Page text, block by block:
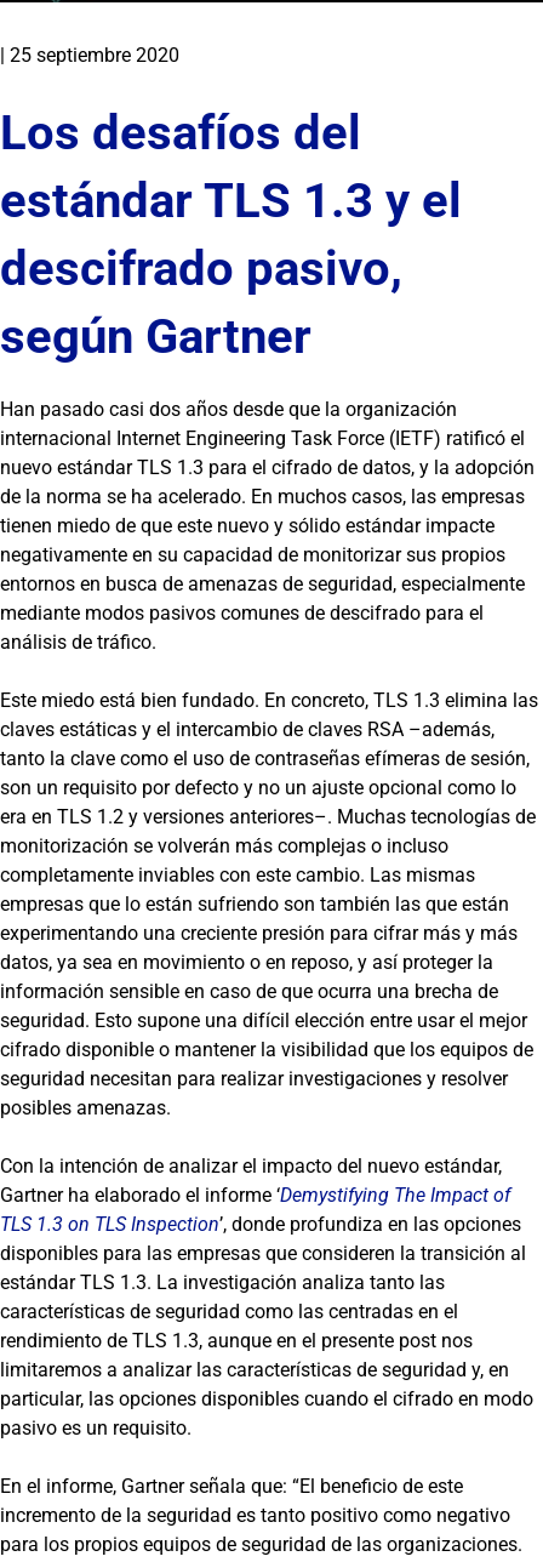
| 25 septiembre 2020
Los desafíos del
estándar TLS 1.3 y el
descifrado pasivo,
según Gartner
Han pasado casi dos años desde que la organización
internacional Internet Engineering Task Force (IETF) ratificó el
nuevo estándar TLS 1.3 para el cifrado de datos, y la adopción
de la norma se ha acelerado. En muchos casos, las empresas
tienen miedo de que este nuevo y sólido estándar impacte
negativamente en su capacidad de monitorizar sus propios
entornos en busca de amenazas de seguridad, especialmente
mediante modos pasivos comunes de descifrado para el
análisis de tráfico.
Este miedo está bien fundado. En concreto, TLS 1.3 elimina las
claves estáticas y el intercambio de claves RSA –además,
tanto la clave como el uso de contraseñas efímeras de sesión,
son un requisito por defecto y no un ajuste opcional como lo
era en TLS 1.2 y versiones anteriores–. Muchas tecnologías de
monitorización se volverán más complejas o incluso
completamente inviables con este cambio. Las mismas
empresas que lo están sufriendo son también las que están
experimentando una creciente presión para cifrar más y más
datos, ya sea en movimiento o en reposo, y así proteger la
información sensible en caso de que ocurra una brecha de
seguridad. Esto supone una difícil elección entre usar el mejor
cifrado disponible o mantener la visibilidad que los equipos de
seguridad necesitan para realizar investigaciones y resolver
posibles amenazas.
Con la intención de analizar el impacto del nuevo estándar,
Gartner ha elaborado el informe ‘Demystifying The Impact of
TLS 1.3 on TLS Inspection’, donde profundiza en las opciones
disponibles para las empresas que consideren la transición al
estándar TLS 1.3. La investigación analiza tanto las
características de seguridad como las centradas en el
rendimiento de TLS 1.3, aunque en el presente post nos
limitaremos a analizar las características de seguridad y, en
particular, las opciones disponibles cuando el cifrado en modo
pasivo es un requisito.
En el informe, Gartner señala que: “El beneficio de este
incremento de la seguridad es tanto positivo como negativo
para los propios equipos de seguridad de las organizaciones.